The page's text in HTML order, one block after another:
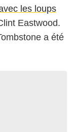
les loups
Eastwood.
a été